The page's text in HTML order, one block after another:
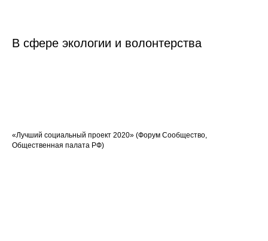
В сфере экологии и волонтерства
«Лучший социальный проект 2020» (Форум Сообщество,
Общественная палата РФ)